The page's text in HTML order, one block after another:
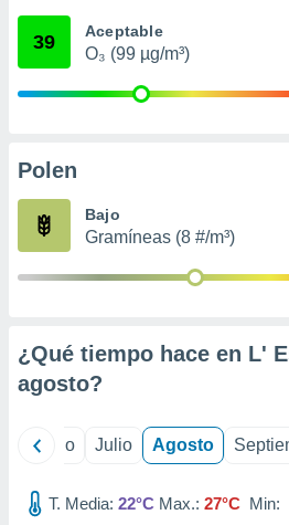
mediante
publicidad
de
39 Aceptable
O₃ (99 µg/m³)
Polen
Bajo
Gramíneas (8 #/m³)
¿Qué tiempo hace en L'
agosto?
Junio Julio Agosto
T. Media: 22°C Max.: 27°C Min: